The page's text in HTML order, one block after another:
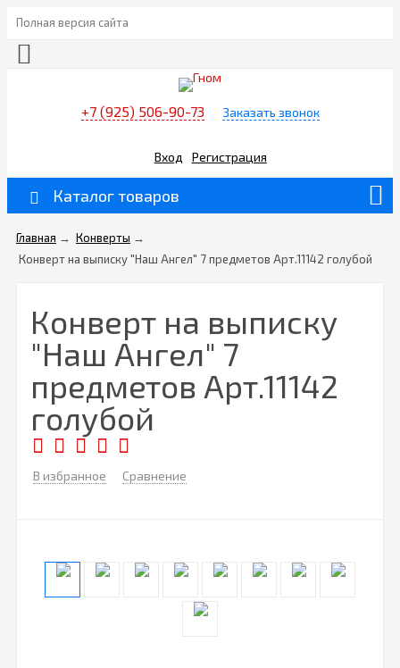
Полная версия сайта
+7 (925) 506-90-73 Заказать звонок
Вход Регистрация
Каталог товаров
Главная → Конверты →
Конверт на выписку "Наш Ангел" 7 предметов Арт.11142 голубой
Конверт на выписку
"Наш Ангел" 7
предметов Арт.11142
голубой
В избранное Сравнение